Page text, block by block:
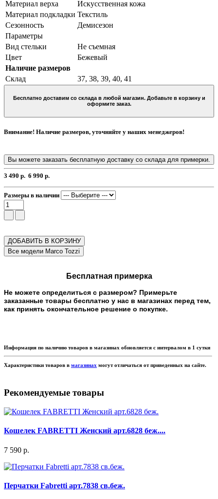
Материал верха
Искусственная кожа
Материал подкладки Текстиль
Сезонность
Демисезон
Параметры
Вид стельки
Не съемная
Цвет
Бежевый
Наличие размеров
Склад
37, 38, 39, 40, 41
Бесплатно доставим со склада в любой магазин. Добавьте в корзину и
оформите заказ.
Внимание! Наличие размеров, уточняйте у наших менеджеров!
Вы можете заказать бесплатную доставку со склада для примерки.
3 490 р. 6 990 р.
Размеры в наличии
ДОБАВИТЬ В КОРЗИНУ
Бесплатная примерка
Не можете определиться с размером? Примерьте
заказанные товары бесплатно у нас в магазинах перед тем,
как принять окончательное решение о покупке.
Информация по наличию товаров в магазинах обновляется с интервалом в 1 сутки
Характеристики товаров в магазинах могут отличаться от приведенных на сайте.
Рекомендуемые товары
Кошелек FABRETTI Женский арт.6828 беж....
7 590 р.
Перчатки Fabretti арт.7838 св.беж.